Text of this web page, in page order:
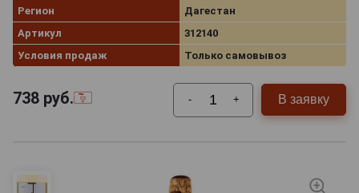
Регион
Дагестан
Артикул
312140
Условия продаж
Только самовывоз
738 руб. - + В заявку